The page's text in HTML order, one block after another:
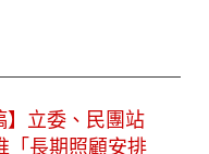
】立委、民團站
「長期照顧安排